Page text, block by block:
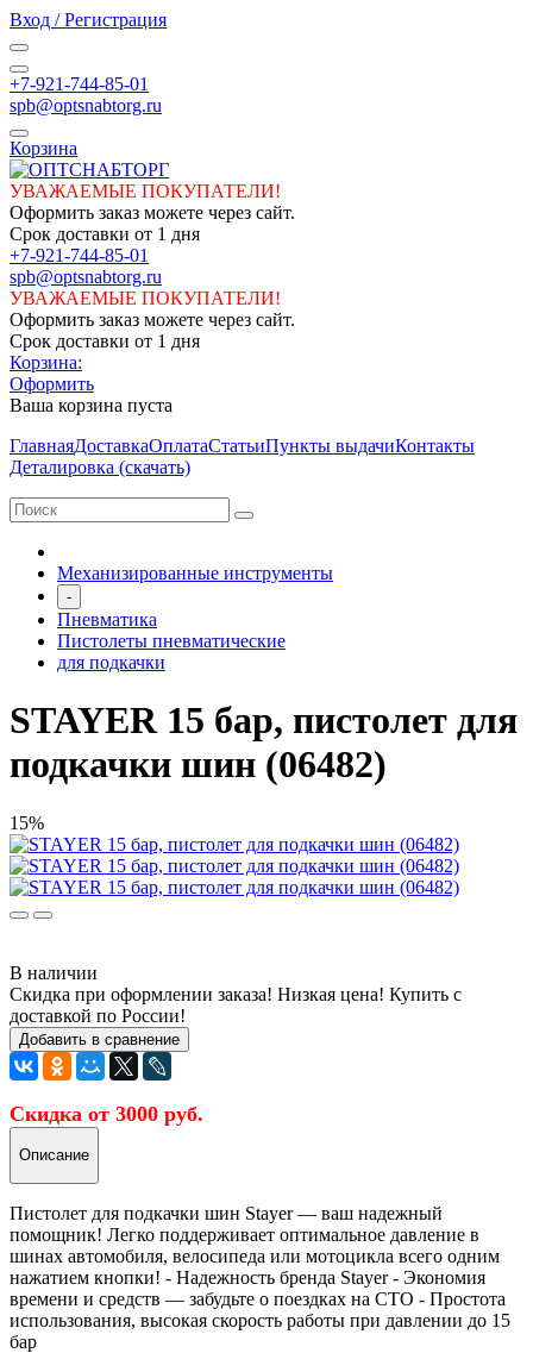
Вход / Регистрация
+7-921-744-85-01
spb@optsnabtorg.ru
Корзина
УВАЖАЕМЫЕ ПОКУПАТЕЛИ!
Оформить заказ можете через сайт.
Срок доставки от 1 дня
+7-921-744-85-01
spb@optsnabtorg.ru
УВАЖАЕМЫЕ ПОКУПАТЕЛИ!
Оформить заказ можете через сайт.
Срок доставки от 1 дня
Корзина:
Оформить
Ваша корзина пуста
ГлавнаяДоставкаОплатаСтатьиПункты выдачиКонтакты
Деталировка (скачать)
Механизированные инструменты
-
Пневматика
Пистолеты пневматические
для подкачки
STAYER 15 бар, пистолет для
подкачки шин (06482)
15%
В наличии
Скидка при оформлении заказа! Низкая цена! Купить с
доставкой по России!
Добавить в сравнение
Скидка от 3000 руб.
Описание
Пистолет для подкачки шин Stayer — ваш надежный
помощник! Легко поддерживает оптимальное давление в
шинах автомобиля, велосипеда или мотоцикла всего одним
нажатием кнопки! - Надежность бренда Stayer - Экономия
времени и средств — забудьте о поездках на СТО - Простота
использования, высокая скорость работы при давлении до 15
бар